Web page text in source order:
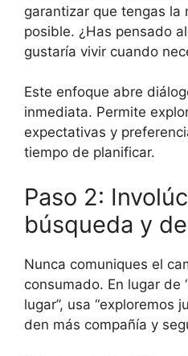
garantizar que tengas la
posible. ¿Has pensado
gustaría vivir cuando
Este enfoque abre
inmediata. Permite
expectativas y
tiempo de planificar.
Paso 2:
búsqueda y
Nunca comuniques el
consumado. En lugar de
lugar”, usa “exploremos
den más compañía y